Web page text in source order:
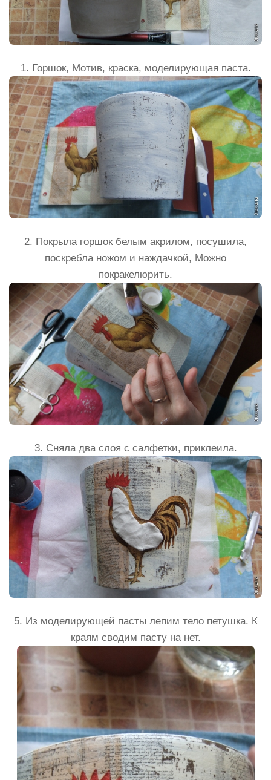
1. Горшок, Мотив, краска, моделирующая паста.
2. Покрыла горшок белым акрилом, посушила,
поскребла ножом и наждачкой, Можно
покракелюрить.
3. Сняла два слоя с салфетки, приклеила.
5. Из моделирующей пасты лепим тело петушка. К
краям сводим пасту на нет.